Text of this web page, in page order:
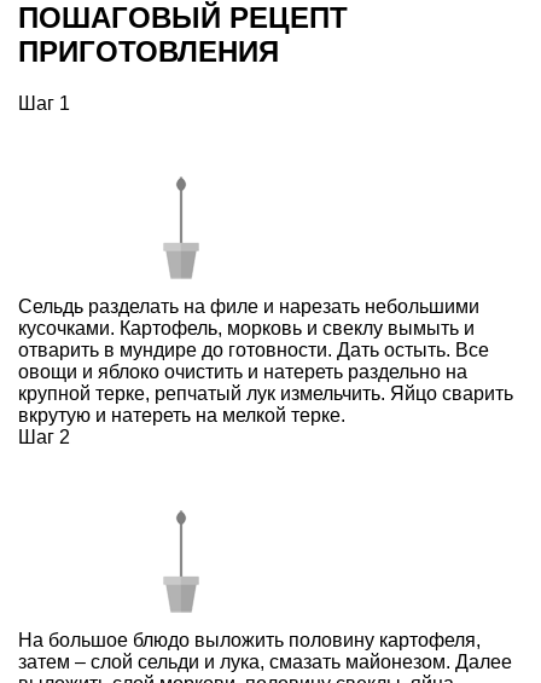
ПОШАГОВЫЙ РЕЦЕПТ
ПРИГОТОВЛЕНИЯ
Шаг 1
Сельдь разделать на филе и нарезать небольшими
кусочками. Картофель, морковь и свеклу вымыть и
отварить в мундире до готовности. Дать остыть. Все
овощи и яблоко очистить и натереть раздельно на
крупной терке, репчатый лук измельчить. Яйцо сварить
вкрутую и натереть на мелкой терке.
Шаг 2
На большое блюдо выложить половину картофеля,
затем – слой сельди и лука, смазать майонезом. Далее